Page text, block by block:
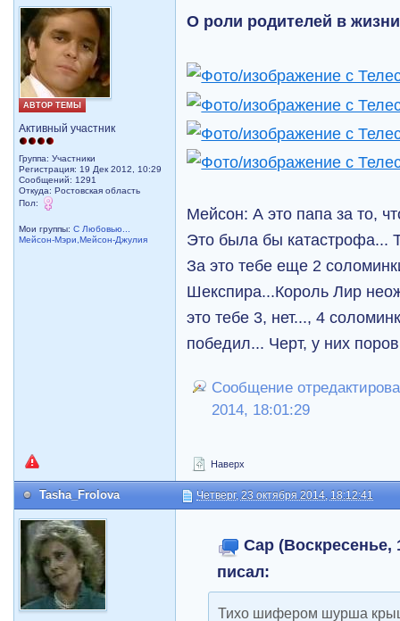
АВТОР ТЕМЫ
Активный участник
Группа: Участники
Регистрация: 19 Дек 2012, 10:29
Сообщений: 1291
Откуда: Ростовская область
Пол:
Мои группы:С Любовью...
Мейсон-Мэри,Мейсон-Джулия
О роли родителей в жизни
Мейсон: А это папа за то,
Это была бы катастрофа...
За это тебе еще 2
Шекспира...Король Лир
это тебе 3, нет..., 4
победил... Черт, у них
Сообщение
2014, 18:01:29
Наверх
Tasha_Frolova Четверг, 23 октября 2014, 18:12:41
Cap (Воскресенье,
писал:
Тихо шифером шурша